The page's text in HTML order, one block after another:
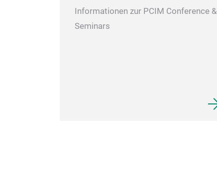
Informationen zur PCIM Conference &
Seminars